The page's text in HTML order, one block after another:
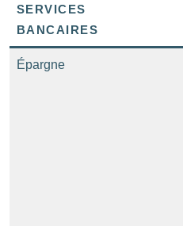
SERVICES
BANCAIRES
Épargne